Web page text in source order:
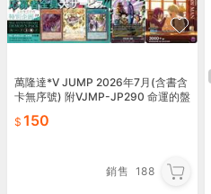
萬隆達*V JUMP 2026年7月(含書含
卡無序號) 附VJMP-JP290 命運的盤
150
銷售 188